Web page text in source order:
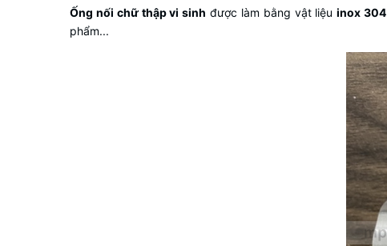
Ống nối chữ thập vi sinh được làm bằng vật liệuinox 304
phẩm...